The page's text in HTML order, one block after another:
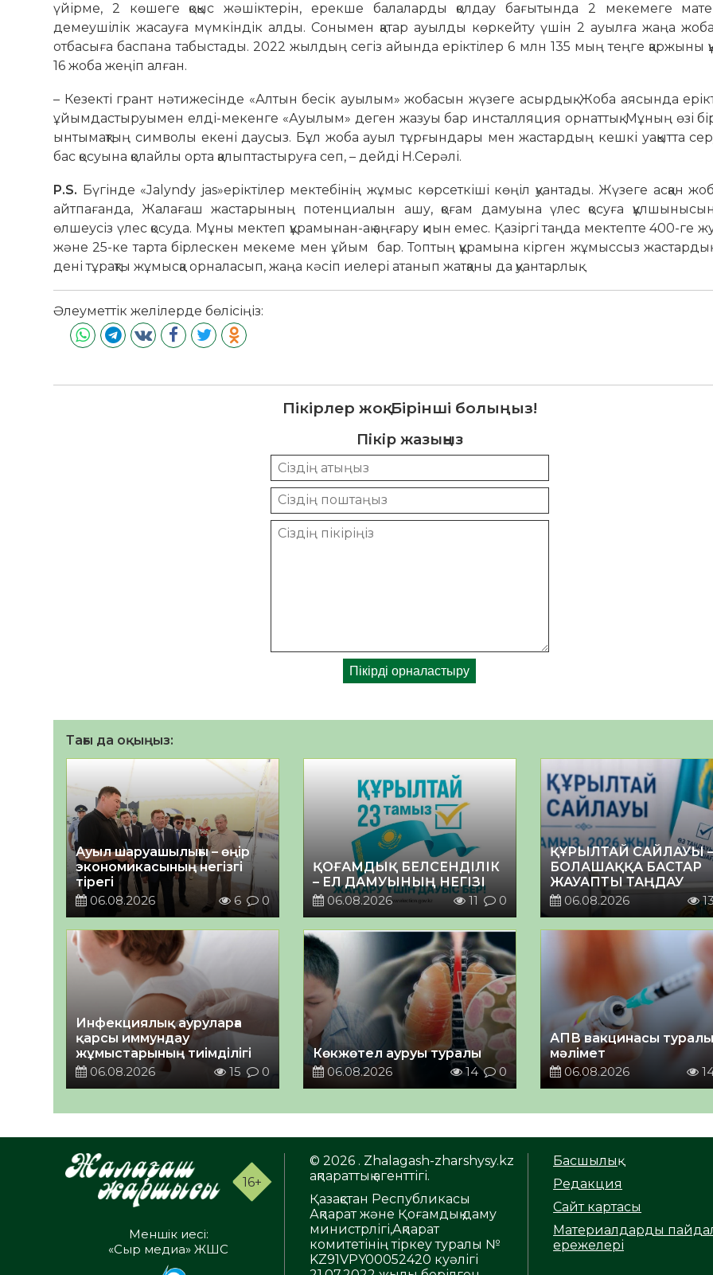
үйірме, 2 көшеге қоқыс жәшіктерін, ерекше балаларды қолдау бағытында 2 мекемеге
демеушілік жасауға мүмкіндік алды. Сонымен қатар ауылды көркейту үшін 2 ауылға жаңа
отбасыға баспана табыстады. 2022 жылдың сегіз айында еріктілер 6 млн 135 мың теңге қаржыны
16 жоба жеңіп алған.
– Кезекті грант нәтижесінде «Алтын бесік ауылым» жобасын жүзеге асырдық. Жоба аясында
ұйымдастыруымен елді-мекенге «Ауылым» деген жазуы бар инсталляция орнаттық. Мұның өзі
ынтымақтың символы екені даусыз. Бұл жоба ауыл тұрғындары мен жастардың кешкі уақытта
бас қосуына қолайлы орта қалыптастыруға сеп, – дейді Н.Серәлі.
P.S. Бүгінде «Jalyndy jas»еріктілер мектебінің жұмыс көрсеткіші көңіл қуантады. Жүзеге асқан
айтпағанда, Жалағаш жастарының потенциалын ашу, қоғам дамуына үлес қосуға
өлшеусіз үлес қосуда. Мұны мектеп құрамынан-ақ аңғару қиын емес. Қазіргі таңда мектепте 400-ге
және 25-ке тарта бірлескен мекеме мен ұйым бар. Топтың құрамына кірген жұмыссыз
дені тұрақты жұмысқа орналасып, жаңа кәсіп иелері атанып жатқаны да қуантарлық.
Әлеуметтік желілерде бөлісіңіз:
Пікірлер жоқ. Бірінші болыңыз!
Пікір жазыңыз
Тағы да оқыңыз:
Ауыл шаруашылығы – өңір
экономикасының негізгі
тірегі
06.08.2026
6 0
ҚОҒАМДЫҚ БЕЛСЕНДІЛІК
– ЕЛ ДАМУЫНЫҢ НЕГІЗІ
06.08.2026
11 0
ҚҰРЫЛТАЙ САЙЛАУЫ –
БОЛАШАҚҚА БАСТАР
ЖАУАПТЫ ТАҢДАУ
06.08.2026
13
Инфекциялық ауруларға
қарсы иммундау
жұмыстарының тиімділігі
06.08.2026
15 0
Көкжөтел ауруы туралы
06.08.2026
14 0
АПВ вакцинасы туралы
мәлімет
06.08.2026
16+
Меншік иесі:
«Сыр медиа» ЖШС
© 2026 . Zhalagash-zharshysy.kz
ақпараттық агенттігі.
Қазақстан Республикасы
Ақпарат және Қоғамдық даму
министрлігі,Ақпарат
комитетінің тіркеу туралы №
KZ91VPY00052420 куәлігі
Басшылық
Редакция
Сайт картасы
Материалдарды
ережелері